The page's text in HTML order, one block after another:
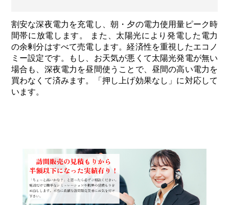
割安な深夜電力を充電し、朝・夕の電力使用量ピーク時
間帯に放電します。 また、太陽光により発電した電力
の余剰分はすべて売電します。経済性を重視したエコノ
ミー設定です。もし、お天気が悪くて太陽光発電が無い
場合も、深夜電力を昼間使うことで、昼間の高い電力を
買わなくて済みます。「押し上げ効果なし」に対応して
います。